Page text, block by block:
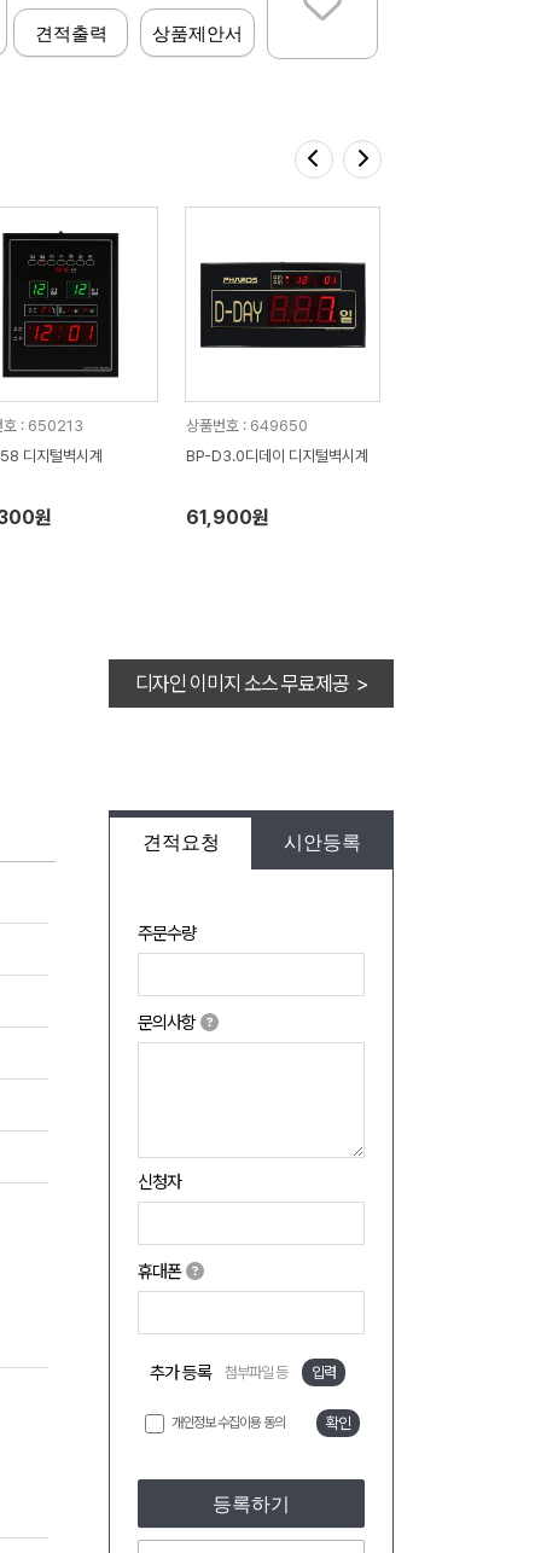
견적출력 상품제안서
호 : 650213
디지털벽시계
원
상품번호 : 649650
BP-D3.0디데이 디지털벽시계
61,900원
디자인 이미지 소스 무료제공 >
견적요청 시안등록
주문수량
문의사항
신청자
휴대폰
추가 등록 첨부파일 등 입력
개인정보 수집이용 동의 확인
등록하기